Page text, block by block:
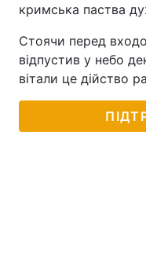
кримська паства
Стоячи перед
відпустив у небо
вітали це дійство